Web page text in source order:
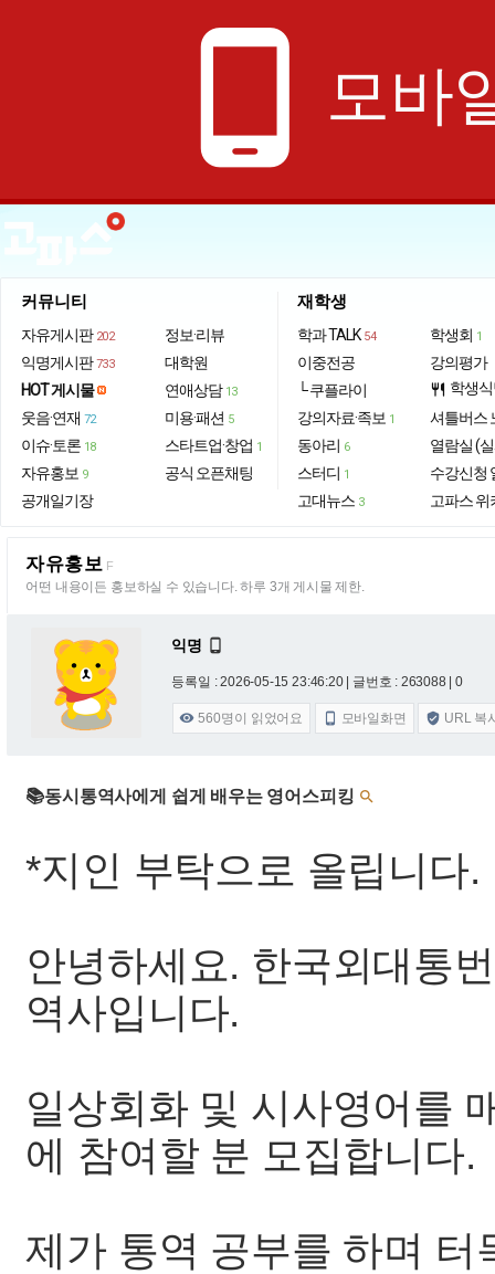
phone_android 모바
커뮤니티
자유게시판 202
익명게시판 733
HOT 게시물
웃음·연재 72
이슈·토론 18
자유홍보 9
공개일기장
정보·리뷰
대학원
연애상담 13
미용·패션 5
스타트업·창업 1
공식 오픈채팅
재학생
학과 TALK 54
이중전공
└ 쿠플라이
강의자료·족보 1
동아리 6
스터디 1
고대뉴스 3
학생회 1
강의평가
restaurant 학생
셔틀버스
열람실 (
수강신청
고파스 위
자유홍보 F
어떤 내용이든 홍보하실 수 있습니다. 하루 3개 게시물 제한.
익명 
등록일 : 2026-05-15 23:46:20 | 글번호 : 263088 | 0
 560명이 읽었어요  모바일화면  URL 복
📚동시통역사에게 쉽게 배우는 영어스피킹 
*지인 부탁으로 올립니다.
안녕하세요. 한국외대통
역사입니다.
일상회화 및 시사영어를
에 참여할 분 모집합니다.
제가 통역 공부를 하며